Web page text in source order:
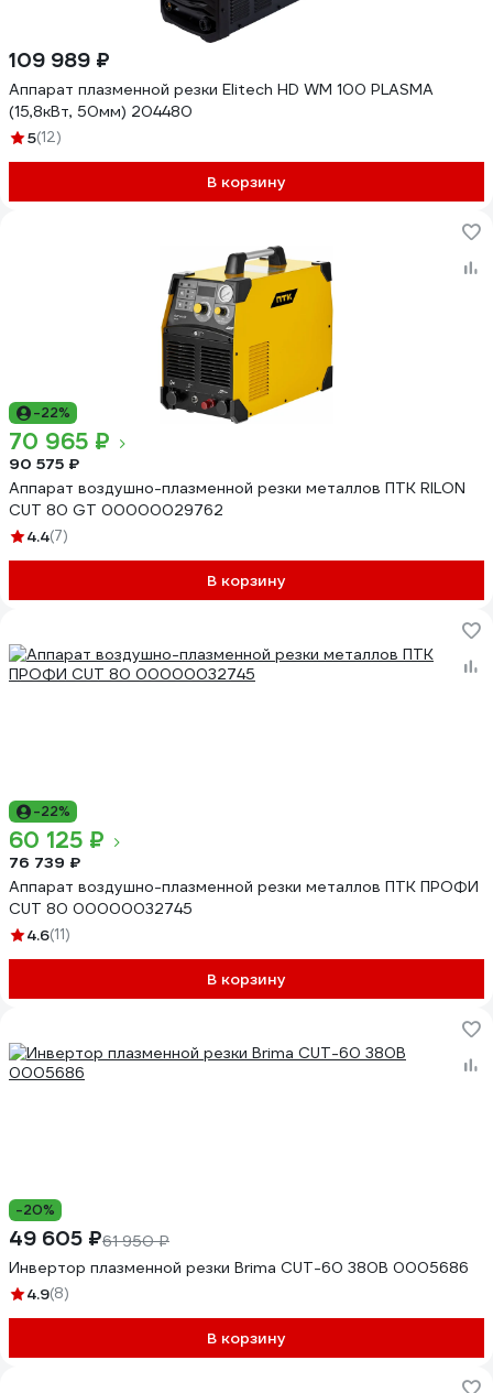
109 989 ₽
Аппарат плазменной резки Elitech HD WM 100 PLASMA
(15,8кВт, 50мм) 204480
5(12)
В корзину
-22%
70 965 ₽
90 575 ₽
Аппарат воздушно-плазменной резки металлов ПТК RILON
CUT 80 GT 00000029762
4.4(7)
В корзину
-22%
60 125 ₽
76 739 ₽
Аппарат воздушно-плазменной резки металлов ПТК ПРОФИ
CUT 80 00000032745
4.6(11)
В корзину
-20%
49 605 ₽61 950 ₽
Инвертор плазменной резки Brima CUT-60 380В 0005686
4.9(8)
В корзину